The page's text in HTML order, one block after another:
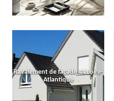
Ravalement de façade 44 Loire-
Atlantique